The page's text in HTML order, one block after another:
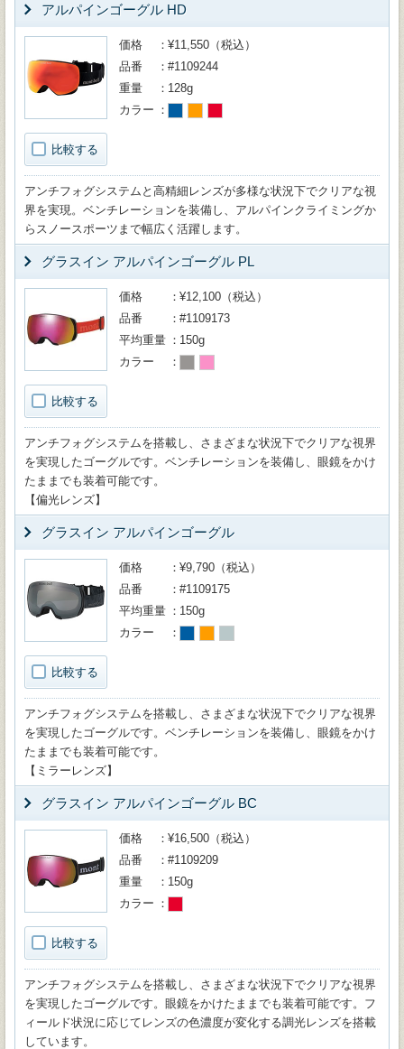
アルパインゴーグル HD
比較する
価格
¥11,550（税込）
品番
#1109244
重量
128g
カラー
アンチフォグシステムと高精細レンズが多様な状況下でクリアな視
界を実現。ベンチレーションを装備し、アルパインクライミングか
らスノースポーツまで幅広く活躍します。
グラスイン アルパインゴーグル PL
比較する
価格
¥12,100（税込）
品番
#1109173
平均重量
150g
カラー
アンチフォグシステムを搭載し、さまざまな状況下でクリアな視界
を実現したゴーグルです。ベンチレーションを装備し、眼鏡をかけ
たままでも装着可能です。
【偏光レンズ】
グラスイン アルパインゴーグル
比較する
価格
¥9,790（税込）
品番
#1109175
平均重量
150g
カラー
アンチフォグシステムを搭載し、さまざまな状況下でクリアな視界
を実現したゴーグルです。ベンチレーションを装備し、眼鏡をかけ
たままでも装着可能です。
【ミラーレンズ】
グラスイン アルパインゴーグル BC
比較する
価格
¥16,500（税込）
品番
#1109209
重量
150g
カラー
アンチフォグシステムを搭載し、さまざまな状況下でクリアな視界
を実現したゴーグルです。眼鏡をかけたままでも装着可能です。フ
ィールド状況に応じてレンズの色濃度が変化する調光レンズを搭載
しています。